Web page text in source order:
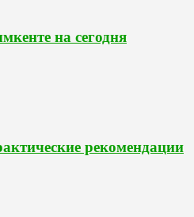
на сегодня
рекомендации